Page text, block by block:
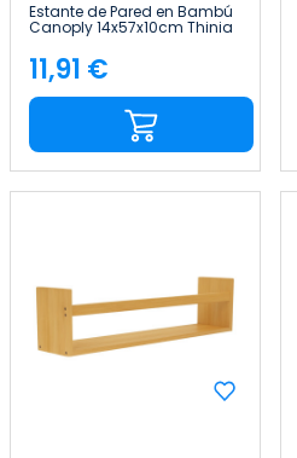
Estante de Pared en Bambú
Canoply 14x57x10cm Thinia
Home
Precio
11,91 €